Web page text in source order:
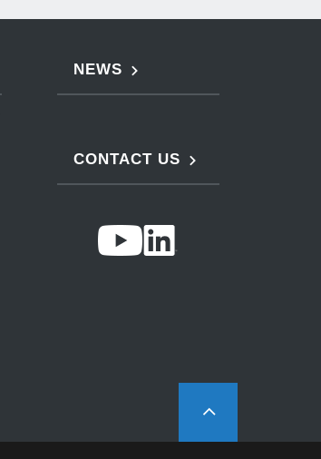
NEWS
CONTACT US